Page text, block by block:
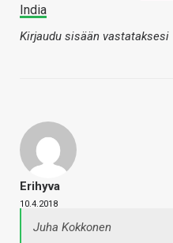
India
Kirjaudu sisään vastataksesi
Erihyva
10.4.2018
Juha Kokkonen